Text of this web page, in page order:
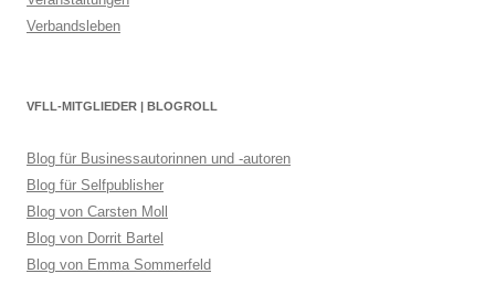
Verbandsleben
VFLL-MITGLIEDER | BLOGROLL
Blog für Businessautorinnen und -autoren
Blog für Selfpublisher
Blog von Carsten Moll
Blog von Dorrit Bartel
Blog von Emma Sommerfeld